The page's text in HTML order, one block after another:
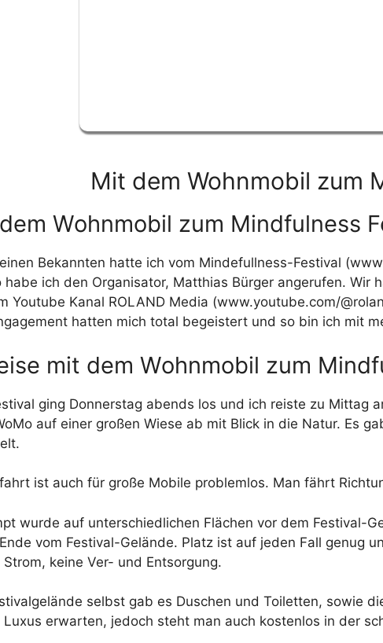
Mit dem Wohnmobil zum
Wohnmobil zum Mindfulness
Bekannten hatte ich vom Mindefullness-Festival (
habe ich den Organisator, Matthias Bürger angerufen. Wir
Youtube Kanal ROLAND Media (www.youtube.com/
hatten mich total begeistert und so bin ich mit
mit dem Wohnmobil zum
ging Donnerstag abends los und ich reiste zu Mittag
auf einer großen Wiese ab mit Blick in die Natur. Es
ist auch für große Mobile problemlos. Man fährt
wurde auf unterschiedlichen Flächen vor dem Festival-
vom Festival-Gelände. Platz ist auf jeden Fall genug
Strom, keine Ver- und Entsorgung.
selbst gab es Duschen und Toiletten, sowie
Luxus erwarten, jedoch steht man auch kostenlos in der